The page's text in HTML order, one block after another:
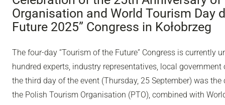
Organisation and World Tourism Day
Future 2025” Congress in Kołobrzeg
The four-day “Tourism of the Future” Congress is currently
hundred experts, industry representatives, local
the third day of the event (Thursday, 25 September) was
the Polish Tourism Organisation (PTO), combined with